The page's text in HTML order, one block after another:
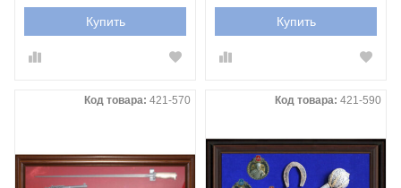
Купить Купить
Код товара: 421-570 Код товара: 421-590